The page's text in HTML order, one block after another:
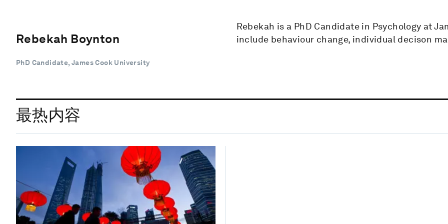
Rebekah Boynton
PhD Candidate, James Cook University
Rebekah is a PhD Candidate in Psychology at
include behaviour change, individual decison
最热内容